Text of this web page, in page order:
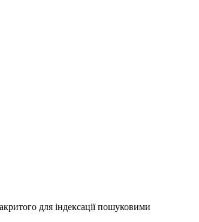
для індексації пошуковими